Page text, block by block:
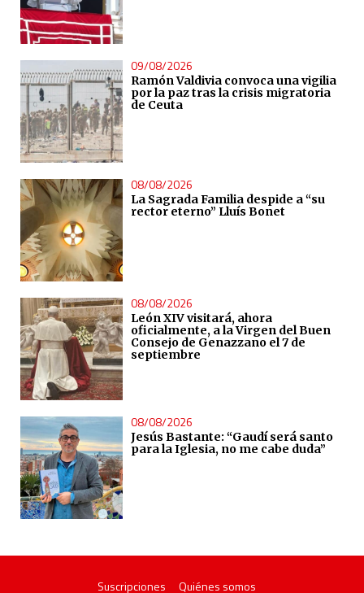
09/08/2026
Ramón Valdivia convoca una vigilia
por la paz tras la crisis migratoria
de Ceuta
08/08/2026
La Sagrada Familia despide a “su
rector eterno” Lluís Bonet
08/08/2026
León XIV visitará, ahora
oficialmente, a la Virgen del Buen
Consejo de Genazzano el 7 de
septiembre
08/08/2026
Jesús Bastante: “Gaudí será santo
para la Iglesia, no me cabe duda”
Suscripciones Quiénes somos